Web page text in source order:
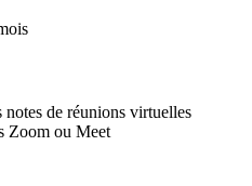
notes de réunions virtuelles
Zoom ou Meet